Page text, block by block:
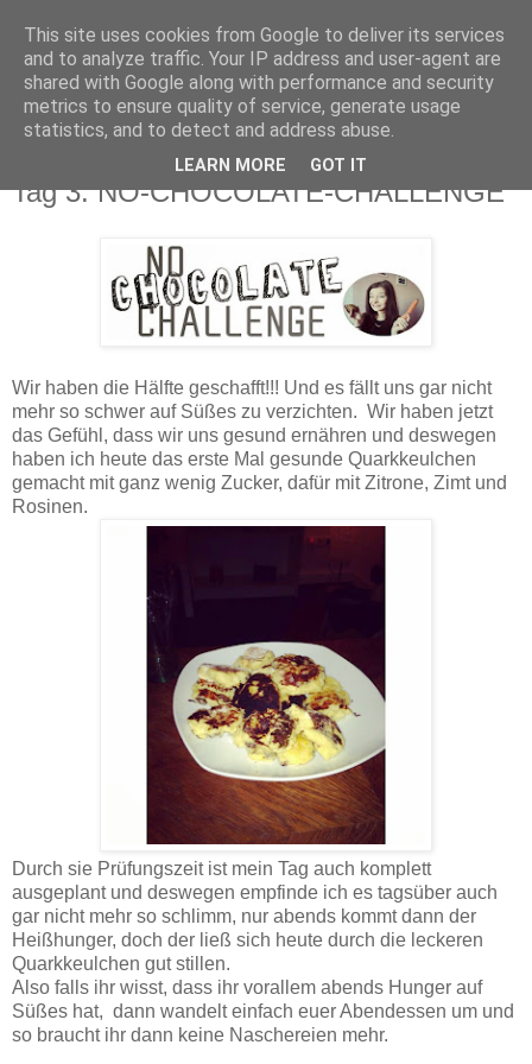
Mittwoch, 28. Januar 2015
Tag 3: NO-CHOCOLATE-CHALLENGE
Wir haben die Hälfte geschafft!!! Und es fällt uns gar nicht
mehr so schwer auf Süßes zu verzichten. Wir haben jetzt
das Gefühl, dass wir uns gesund ernähren und deswegen
haben ich heute das erste Mal gesunde Quarkkeulchen
gemacht mit ganz wenig Zucker, dafür mit Zitrone, Zimt und
Rosinen.
Durch sie Prüfungszeit ist mein Tag auch komplett
ausgeplant und deswegen empfinde ich es tagsüber auch
gar nicht mehr so schlimm, nur abends kommt dann der
Heißhunger, doch der ließ sich heute durch die leckeren
Quarkkeulchen gut stillen.
Also falls ihr wisst, dass ihr vorallem abends Hunger auf
Süßes hat, dann wandelt einfach euer Abendessen um und
so braucht ihr dann keine Naschereien mehr.
This site uses cookies from Google to deliver its services
and to analyze traffic. Your IP address and user-agent are
shared with Google along with performance and security
metrics to ensure quality of service, generate usage
statistics, and to detect and address abuse.
LEARN MORE GOT IT